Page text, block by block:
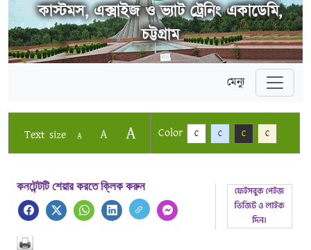
কাস্টমস, এক্সাইজ ও ভ্যাট ট্রেনিং একাডেমি,
চট্টগ্রাম
মেন্যু
Text size A A A Color C C C C
কনটেন্টটি শেয়ার করতে ক্লিক করুন